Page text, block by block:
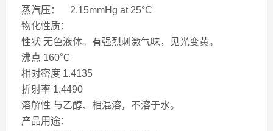
蒸汽压： 2.15mmHg at 25°C
物化性质：
性状 无色液体。有强烈刺激气味，见光变黄。
沸点 160℃
相对密度 1.4135
折射率 1.4490
溶解性 与乙醇、相混溶，不溶于水。
产品用途：